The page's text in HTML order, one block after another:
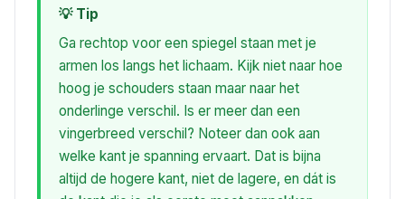
💡 Tip
Ga rechtop voor een spiegel staan met je
armen los langs het lichaam. Kijk niet naar hoe
hoog je schouders staan maar naar het
onderlinge verschil. Is er meer dan een
vingerbreed verschil? Noteer dan ook aan
welke kant je spanning ervaart. Dat is bijna
altijd de hogere kant, niet de lagere, en dát is